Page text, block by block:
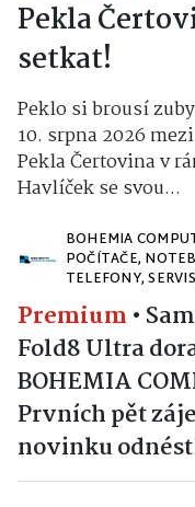
Pekla
setkat!
Peklo si brousí
10. srpna 2026
Pekla Čertovina v
Havlíček se svou...
BOHEMIA
POČÍTAČE,
TELEFONY,
Premium •
Fold8 Ultra
BOHEMIA
Prvních pět
novinku